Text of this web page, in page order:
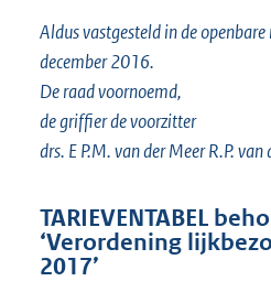
Aldus vastgesteld in de
december 2016.
De raad voornoemd,
de griffier de voorzitter
drs. E P.M. van der Meer R.P.
TARIEVENTABEL
‘Verordening
2017’